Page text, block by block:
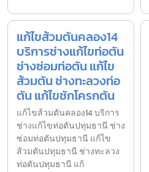
แก้ไขส้วมตันคลอง14
บริการช่างแก้ไขท่อตัน
ช่างซ่อมท่อตัน แก้ไข
ส้วมตัน ช่างทะลวงท่อ
ตัน แก้ไขชักโครกตัน
แก้ไขส้วมตันคลอง14 บริการ
ช่างแก้ไขท่อตันปทุมธานี ช่าง
ซ่อมท่อตันปทุมธานี แก้ไข
ส้วมตันปทุมธานี ช่างทะลวง
ท่อตันปทุมธานี แก้